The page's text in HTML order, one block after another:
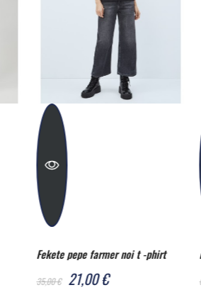
Blúz no pepe farmer louise
65,00 € 39,00 €